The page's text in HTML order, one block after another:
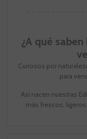
¿A qué
Curiosos por
para
Así nacen nuestras
más frescos,